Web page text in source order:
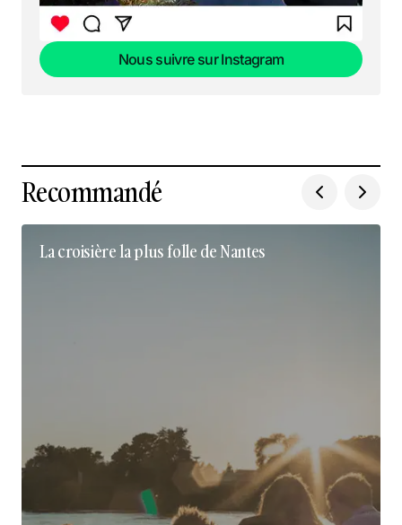
Nous suivre sur Instagram
Recommandé
La croisière la plus folle de Nantes